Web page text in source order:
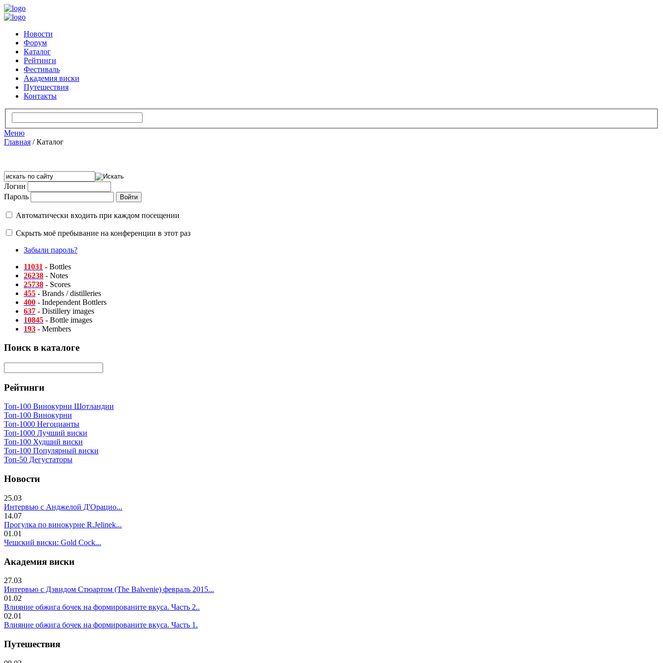
Новости
Форум
Каталог
Рейтинги
Фестиваль
Академия виски
Путешествия
Контакты
Меню
Главная /Каталог
Логин
Пароль
Автоматически входить при каждом посещении
Скрыть моё пребывание на конференции в этот раз
Забыли пароль?
11031 - Bottles
26238 - Notes
25738 - Scores
455 - Brands / distilleries
400 - Independent Bottlers
637 - Distillery images
10845 - Bottle images
193 - Members
Поиск в каталоге
Рейтинги
Топ-100 Винокурни Шотландии
Топ-100 Винокурни
Топ-1000 Негоцианты
Топ-1000 Лучший виски
Топ-100 Худший виски
Топ-100 Популярный виски
Топ-50 Дегустаторы
Новости
25.03
Интервью с Анджелой Д'Орацио...
14.07
Прогулка по винокурне R.Jelinek...
01.01
Чешский виски: Gold Cock...
Академия виски
27.03
Интервью с Дэвидом Стюартом (The Balvenie) февраль 2015...
01.02
Влияние обжига бочек на формированите вкуса. Часть 2..
02.01
Влияние обжига бочек на формированите вкуса. Часть 1.
Путешествия